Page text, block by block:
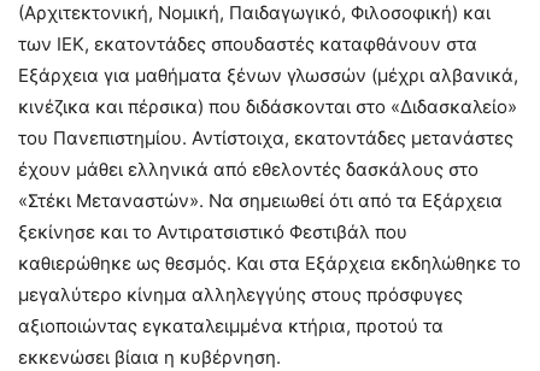
(Αρχιτεκτονική, Νομική, Παιδαγωγικό, Φιλοσοφική) και
των ΙΕΚ, εκατοντάδες σπουδαστές καταφθάνουν στα
Εξάρχεια για μαθήματα ξένων γλωσσών (μέχρι αλβανικά,
κινέζικα και πέρσικα) που διδάσκονται στο «Διδασκαλείο»
του Πανεπιστημίου. Αντίστοιχα, εκατοντάδες μετανάστες
έχουν μάθει ελληνικά από εθελοντές δασκάλους στο
«Στέκι Μεταναστών». Να σημειωθεί ότι από τα Εξάρχεια
ξεκίνησε και το Αντιρατσιστικό Φεστιβάλ που
καθιερώθηκε ως θεσμός. Και στα Εξάρχεια εκδηλώθηκε το
μεγαλύτερο κίνημα αλληλεγγύης στους πρόσφυγες
αξιοποιώντας εγκαταλειμμένα κτήρια, προτού τα
εκκενώσει βίαια η κυβέρνηση.